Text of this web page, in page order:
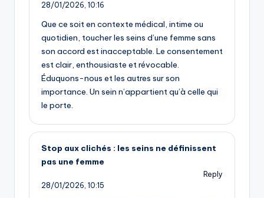
28/01/2026, 10:16
Que ce soit en contexte médical, intime ou
quotidien, toucher les seins d’une femme sans
son accord est inacceptable. Le consentement
est clair, enthousiaste et révocable.
Éduquons-nous et les autres sur son
importance. Un sein n’appartient qu’à celle qui
le porte.
Stop aux clichés : les seins ne définissent
pas une femme
Reply
28/01/2026, 10:15